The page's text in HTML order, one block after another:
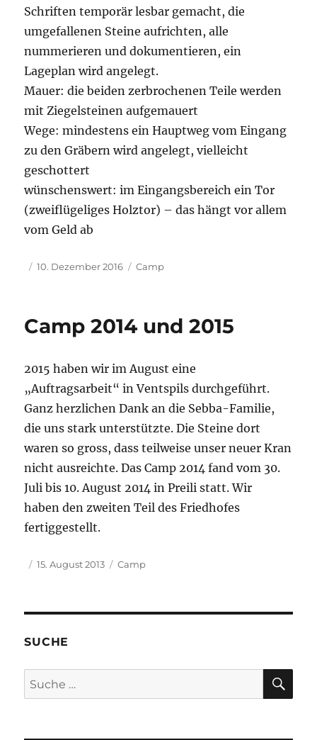
Schriften temporär lesbar gemacht, die
umgefallenen Steine aufrichten, alle
nummerieren und dokumentieren, ein
Lageplan wird angelegt.
Mauer: die beiden zerbrochenen Teile werden
mit Ziegelsteinen aufgemauert
Wege: mindestens ein Hauptweg vom Eingang
zu den Gräbern wird angelegt, vielleicht
geschottert
wünschenswert: im Eingangsbereich ein Tor
(zweiflügeliges Holztor) – das hängt vor allem
vom Geld ab
Veröffentlicht
10. Dezember 2016 Kategorien
Camp
Camp 2014 und 2015
2015 haben wir im August eine
„Auftragsarbeit“ in Ventspils durchgeführt.
Ganz herzlichen Dank an die Sebba-Familie,
die uns stark unterstützte. Die Steine dort
waren so gross, dass teilweise unser neuer Kran
nicht ausreichte. Das Camp 2014 fand vom 30.
Juli bis 10. August 2014 in Preili statt. Wir
haben den zweiten Teil des Friedhofes
fertiggestellt.
Veröffentlicht
15. August 2013 Kategorien
Camp
SUCHE
Suche
nach: